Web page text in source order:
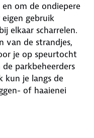
om de ondiepere
gebruik
elkaar scharrelen.
van de strandjes,
je op speurtocht
parkbeheerders
kun je langs de
of haaienei